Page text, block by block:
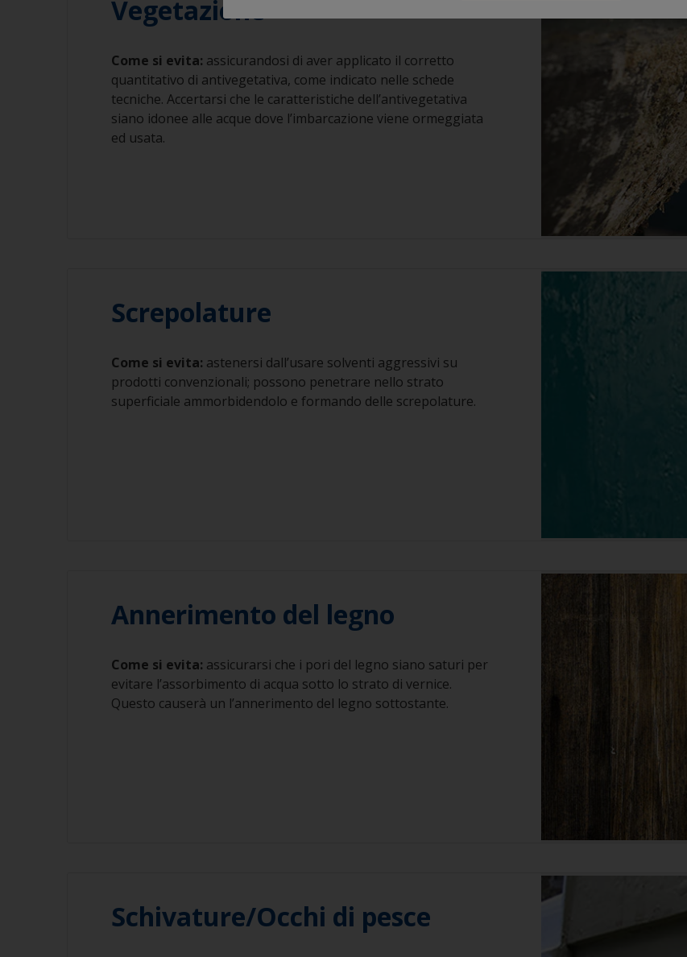
Vegetazione
Come si evita: assicurandosi di aver applicato il corretto
quantitativo di antivegetativa, come indicato nelle schede
tecniche. Accertarsi che le caratteristiche dell’antivegetativa
siano idonee alle acque dove l’imbarcazione viene ormeggiata
ed usata.
Screpolature
Come si evita: astenersi dall’usare solventi aggressivi su
prodotti convenzionali; possono penetrare nello strato
superficiale ammorbidendolo e formando delle screpolature.
Annerimento del legno
Come si evita: assicurarsi che i pori del legno siano saturi per
evitare l’assorbimento di acqua sotto lo strato di vernice.
Questo causerà un l’annerimento del legno sottostante.
Schivature/Occhi di pesce